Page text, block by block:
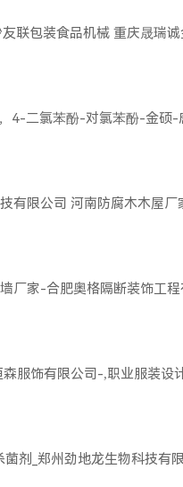
联包装食品机械 重庆晟瑞
4-二氯苯酚-对氯苯酚-金硕-
有限公司 河南防腐木木屋厂
厂家-合肥奥格隔断装饰工程
森服饰有限公司-,职业服装设
菌剂_郑州劲地龙生物科技有